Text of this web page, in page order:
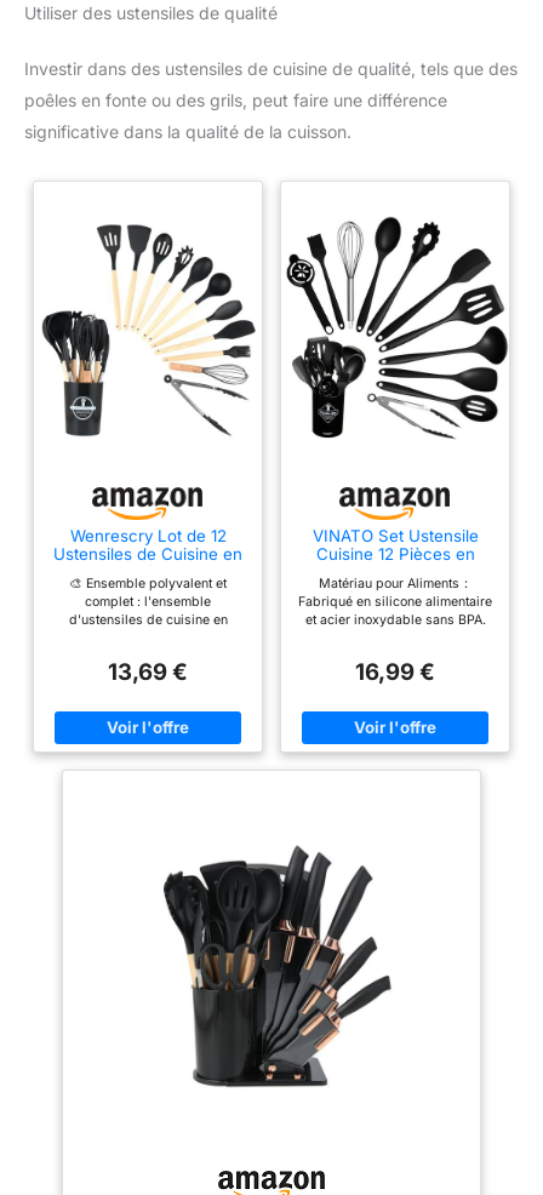
Utiliser des ustensiles de qualité
Investir dans des ustensiles de cuisine de qualité, tels que des
poêles en fonte ou des grils, peut faire une différence
significative dans la qualité de la cuisson.
Wenrescry Lot de 12
Ustensiles de Cuisine en
Silicone - Résistants à la
Chaleur, Antiadhésifs,
Faciles à Nettoyer avec
Support de Rangement
🎨 Ensemble polyvalent et
complet : l'ensemble
d'ustensiles de cuisine en
d'ustensiles de cuisine de haute
des spatules, des pinceaux et
plus encore pour vous aider à
effectuer différentes tâches de
de haute qualité, les ustensiles
de cuisine sont résistants à la
chaleur jusqu'à 230 °C,
durables et doux pour vos
ustensiles de cuisine. La
sélection de matériaux de
qualité alimentaire et
respectueux de l'environnement
rend cet ensemble sûr pour un
usage quotidien. ✨ Design
ergonomique pour plus de
confort : chaque ustensile
13,69 €
VINATO Set Ustensile
Cuisine 12 Pièces en
Ustensiles de Cuisine
sans BPA, Lavable au
Lave-Vaisselle, Noir
Matériau pour Aliments：
Fabriqué en silicone alimentaire
et acier inoxydable sans BPA.
lors de la cuisson, du mélange
de cuisine silicone n'altèrent
pas les saveurs des aliments.
Résistant à la Chaleur et aux
températures excessives).
Surface robuste pour lot
ustensile cuisine quotidien
(ustensiles cuisine). Set
Complet de 12 Pièces ：
Contient : 1 spatule cuisine, 1
séparateur d'œufs, 1 pince à
pâtes, 1 écumoire, 1 fouet, 1
pince à pain, 1 louche, 1 cuillère
à soupe, 1 louche cuisine, 1
raclette, 1 pinceau + seau de
rangement. Optimisation
d'Espace：Chaque pièce des
16,99 €